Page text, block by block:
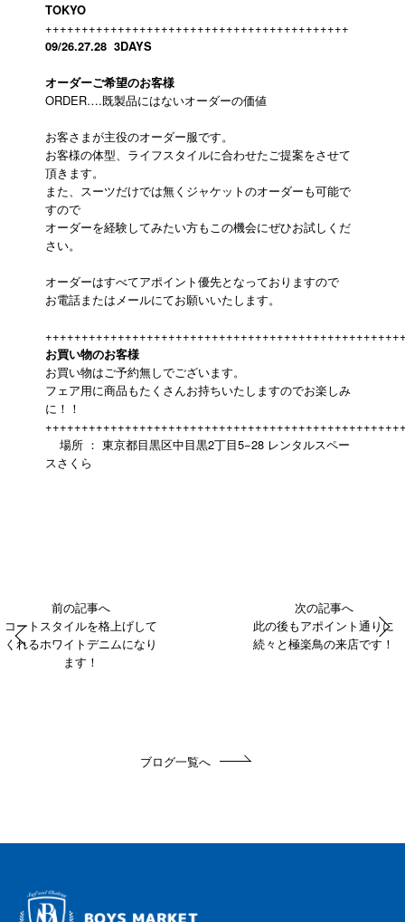
TOKYO
++++++++++++++++++++++++++++++++++++++++++
09/26.27.28 3DAYS
オーダーご希望のお客様
ORDER….既製品にはないオーダーの価値
お客さまが主役のオーダー服です。
お客様の体型、ライフスタイルに合わせたご提案をさせて
頂きます。
また、スーツだけでは無くジャケットのオーダーも可能で
すので
オーダーを経験してみたい方もこの機会にぜひお試しくだ
さい。
オーダーはすべてアポイント優先となっておりますので
お電話またはメールにてお願いいたします。
お買い物のお客様
お買い物はご予約無しでございます。
フェア用に商品もたくさんお持ちいたしますのでお楽しみ
に！！
場所 ： 東京都目黒区中目黒2丁目5−28 レンタルスペー
スさくら
前の記事へ
コートスタイルを格上げして
くれるホワイトデニムになり
ます！
次の記事へ
此の後もアポイント通りに
続々と極楽鳥の来店です！
ブログ一覧へ